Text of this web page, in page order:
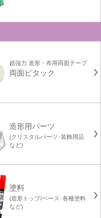
超強力 造形・布用両面テープ
両面ピタック
造形用パーツ
(クリスタルパーツ･装飾用品
など)
塗料
(造形トップ/ベース･各種塗料
など)